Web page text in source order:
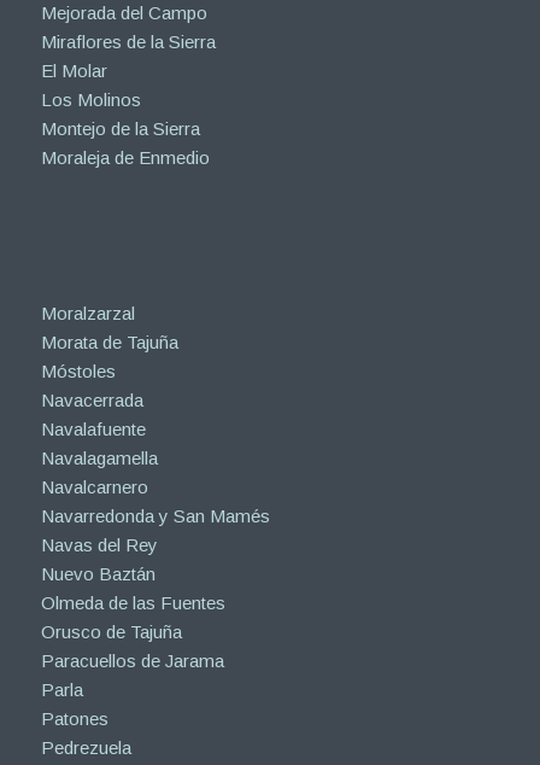
Mejorada del Campo
Miraflores de la Sierra
El Molar
Los Molinos
Montejo de la Sierra
Moraleja de Enmedio
Moralzarzal
Morata de Tajuña
Móstoles
Navacerrada
Navalafuente
Navalagamella
Navalcarnero
Navarredonda y San Mamés
Navas del Rey
Nuevo Baztán
Olmeda de las Fuentes
Orusco de Tajuña
Paracuellos de Jarama
Parla
Patones
Pedrezuela